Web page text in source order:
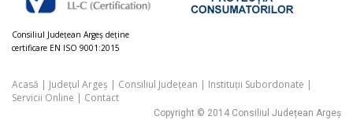
Consiliul Judeţean Argeș deţine
certificare EN ISO 9001:2015
Acasă | Județul Argeș | Consiliul Județean | Instituții Subordonate |
Servicii Online | Contact
Copyright © 2014 Consiliul Județean Argeș